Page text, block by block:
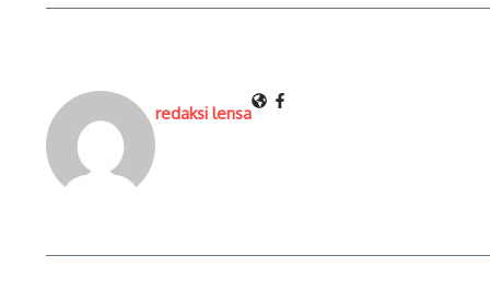
redaksi lensa